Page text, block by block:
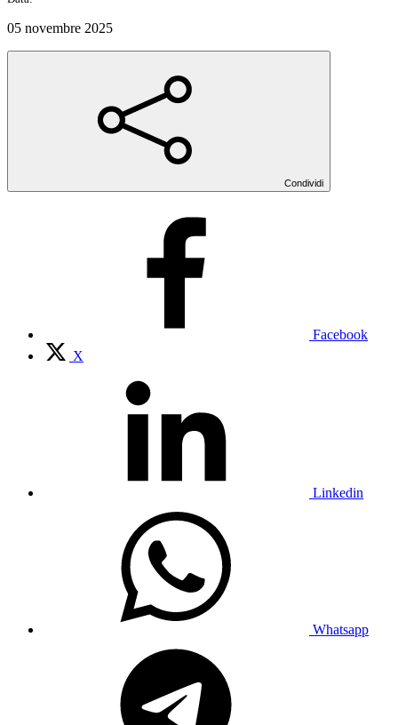
05 novembre 2025
Condividi
Facebook
X
Linkedin
Whatsapp